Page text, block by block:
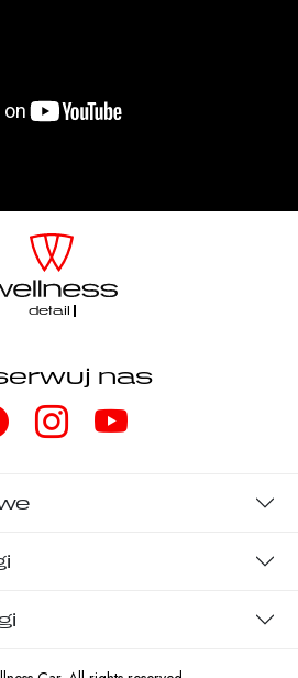
detaili
nas